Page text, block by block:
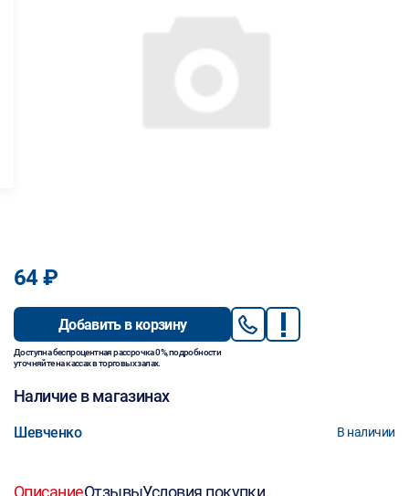
64 ₽
Добавить в корзину
Доступна беспроцентная рассрочка 0%, подробности
уточняйте на кассах в торговых залах.
Наличие в магазинах
Шевченко В наличии
ОписаниеОтзывыУсловия покупки